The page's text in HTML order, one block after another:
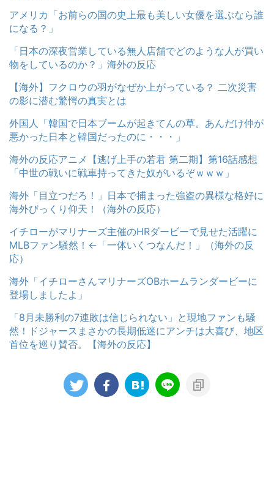
アメリカ「お前らの国の史上最も美しい女優を選ぶなら誰
になる？」
「日本の深夜営業している無人店舗でどのような人が買い
物をしているのか？」海外の反応
【海外】フクロウの羽がなぜか上がっている？ 二次災害
の影に潜む驚愕の真実とは
外国人「韓国で日本ブームが起きてんの草。あんだけ仲が
悪かった日本と韓国だったのに・・・」
海外の反応アニメ【逃げ上手の若君 第二期】第16話感想
「中世の戦いに戦車持ってきた奴がいるぞｗｗｗ」
海外「目立つだろ！」日本で捕まった強盗の異様な格好に
海外びっくり仰天！（海外の反応）
イチローがマリナーズ主催のHRダービーで見せた活躍に
MLBファン騒然！←「一体いくつなんだ！」（海外の反
応）
海外「イチローさんマリナーズOBホームランダービーに
登場しましたよ」
「8月未勝利の7連敗は信じられない」と現地ファンも騒
然！ドジャースまさかの長期低迷にアンチは大喜び、地区
首位を巡り賛否。【海外の反応】